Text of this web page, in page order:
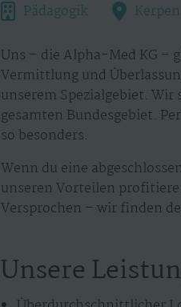
Pädagogik Kerpen
Uns – die Alpha-Med KG –
Vermittlung und
unserem Spezialgebiet.
gesamten Bundesgebiet.
so besonders.
Wenn du eine
unseren Vorteilen
Versprochen – wir finden
Unsere